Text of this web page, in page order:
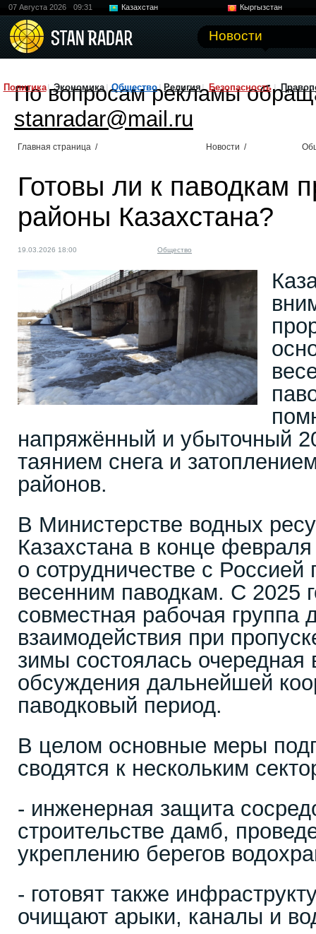
07 Августа 2026 09:31 Казахстан
Кыргызстан
Новости
Политика Экономика Общество Религия Безопасность
По вопросам рекламы
stanradar@mail.ru
Главная страница / Новости /
Готовы ли к паводкам
районы Казахстана?
19.03.2026 18:00 Общество
напряжённый и убыточный
таянием снега и
районов.
В Министерстве водных
Казахстана в конце
о сотрудничестве с Россией
весенним паводкам. С 2025
совместная рабочая группа
взаимодействия при
зимы состоялась очередная
обсуждения дальнейшей
паводковый период.
В целом основные меры
сводятся к нескольким
- инженерная защита
строительстве дамб,
укреплению берегов
- готовят также
очищают арыки, каналы и